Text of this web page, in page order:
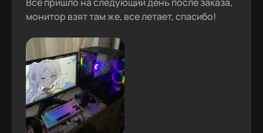
монитор взят там же, все летает, спасибо!